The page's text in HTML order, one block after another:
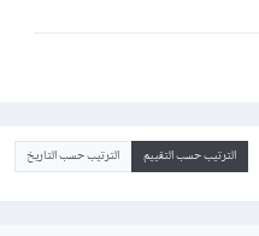
الترتيب حسب التقييم الترتيب حسب التاريخ